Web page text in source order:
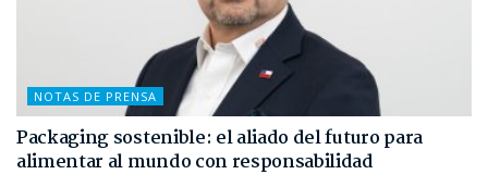
NOTAS DE PRENSA
Packaging sostenible: el aliado del futuro para
alimentar al mundo con responsabilidad